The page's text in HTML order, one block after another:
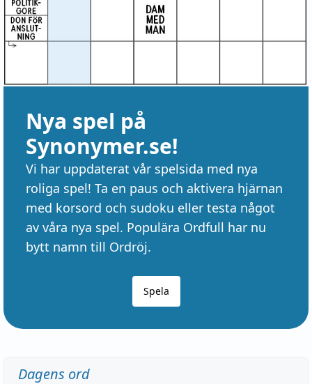
Nya spel på
Synonymer.se!
Vi har uppdaterat vår spelsida med nya
roliga spel! Ta en paus och aktivera hjärnan
med korsord och sudoku eller testa något
av våra nya spel. Populära Ordfull har nu
bytt namn till Ordröj.
Spela
Dagens ord